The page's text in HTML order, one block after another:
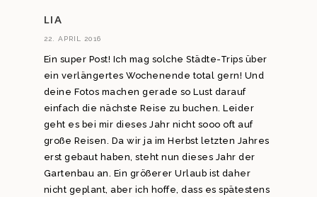
LIA
22. APRIL 2016
Ein super Post! Ich mag solche Städte-Trips über
ein verlängertes Wochenende total gern! Und
deine Fotos machen gerade so Lust darauf
einfach die nächste Reise zu buchen. Leider
geht es bei mir dieses Jahr nicht sooo oft auf
große Reisen. Da wir ja im Herbst letzten Jahres
erst gebaut haben, steht nun dieses Jahr der
Gartenbau an. Ein größerer Urlaub ist daher
nicht geplant, aber ich hoffe, dass es spätestens